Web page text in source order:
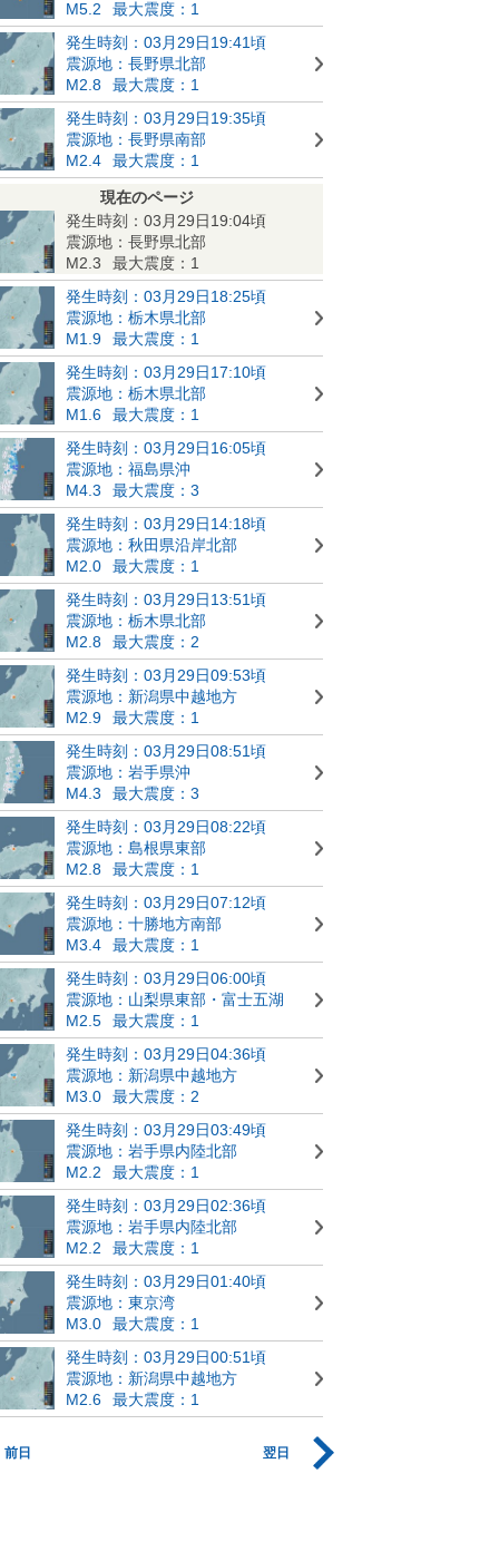
M5.2
最大震度：1
発生時刻：03月29日19:41頃
震源地：長野県北部
M2.8
最大震度：1
発生時刻：03月29日19:35頃
震源地：長野県南部
M2.4
最大震度：1
現在のページ
発生時刻：03月29日19:04頃
震源地：長野県北部
M2.3
最大震度：1
発生時刻：03月29日18:25頃
震源地：栃木県北部
M1.9
最大震度：1
発生時刻：03月29日17:10頃
震源地：栃木県北部
M1.6
最大震度：1
発生時刻：03月29日16:05頃
震源地：福島県沖
M4.3
最大震度：3
発生時刻：03月29日14:18頃
震源地：秋田県沿岸北部
M2.0
最大震度：1
発生時刻：03月29日13:51頃
震源地：栃木県北部
M2.8
最大震度：2
発生時刻：03月29日09:53頃
震源地：新潟県中越地方
M2.9
最大震度：1
発生時刻：03月29日08:51頃
震源地：岩手県沖
M4.3
最大震度：3
発生時刻：03月29日08:22頃
震源地：島根県東部
M2.8
最大震度：1
発生時刻：03月29日07:12頃
震源地：十勝地方南部
M3.4
最大震度：1
発生時刻：03月29日06:00頃
震源地：山梨県東部・富士五湖
M2.5
最大震度：1
発生時刻：03月29日04:36頃
震源地：新潟県中越地方
M3.0
最大震度：2
発生時刻：03月29日03:49頃
震源地：岩手県内陸北部
M2.2
最大震度：1
発生時刻：03月29日02:36頃
震源地：岩手県内陸北部
M2.2
最大震度：1
発生時刻：03月29日01:40頃
震源地：東京湾
M3.0
最大震度：1
発生時刻：03月29日00:51頃
震源地：新潟県中越地方
M2.6
最大震度：1
前日 翌日